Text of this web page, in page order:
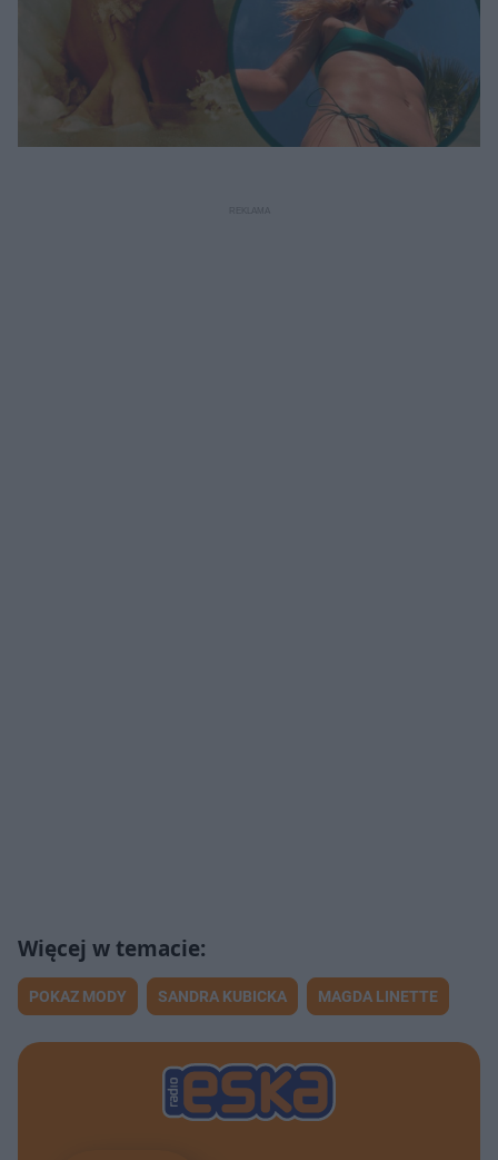
POKAZ MODY SANDRA KUBICKA MAGDA LINETTE